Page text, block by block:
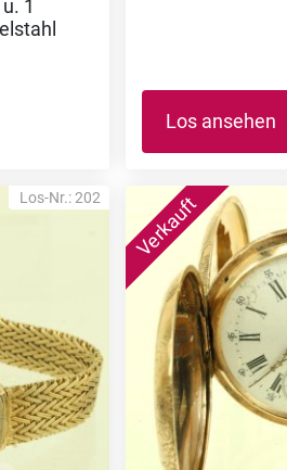
1
Los ansehen
Los-Nr.: 202